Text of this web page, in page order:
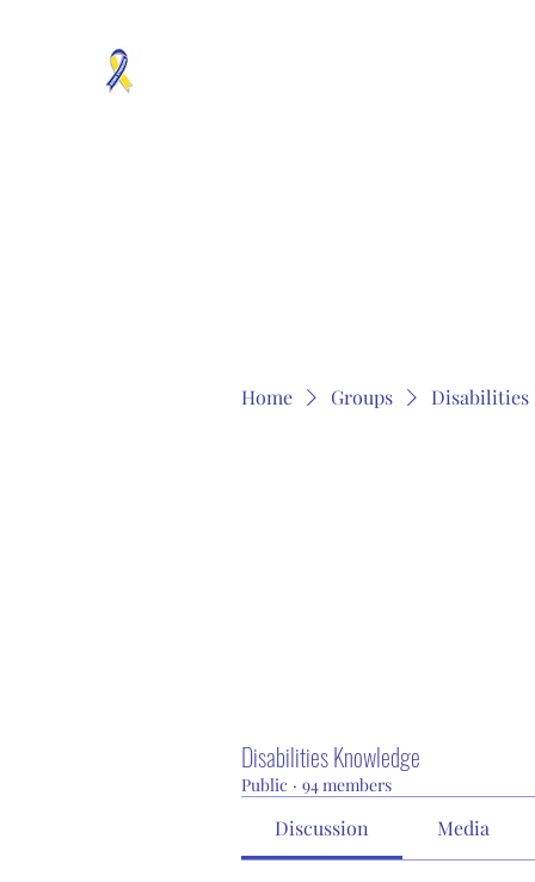
Home Groups Disabilities
Disabilities Knowledge
Public · 94 members
Discussion Media